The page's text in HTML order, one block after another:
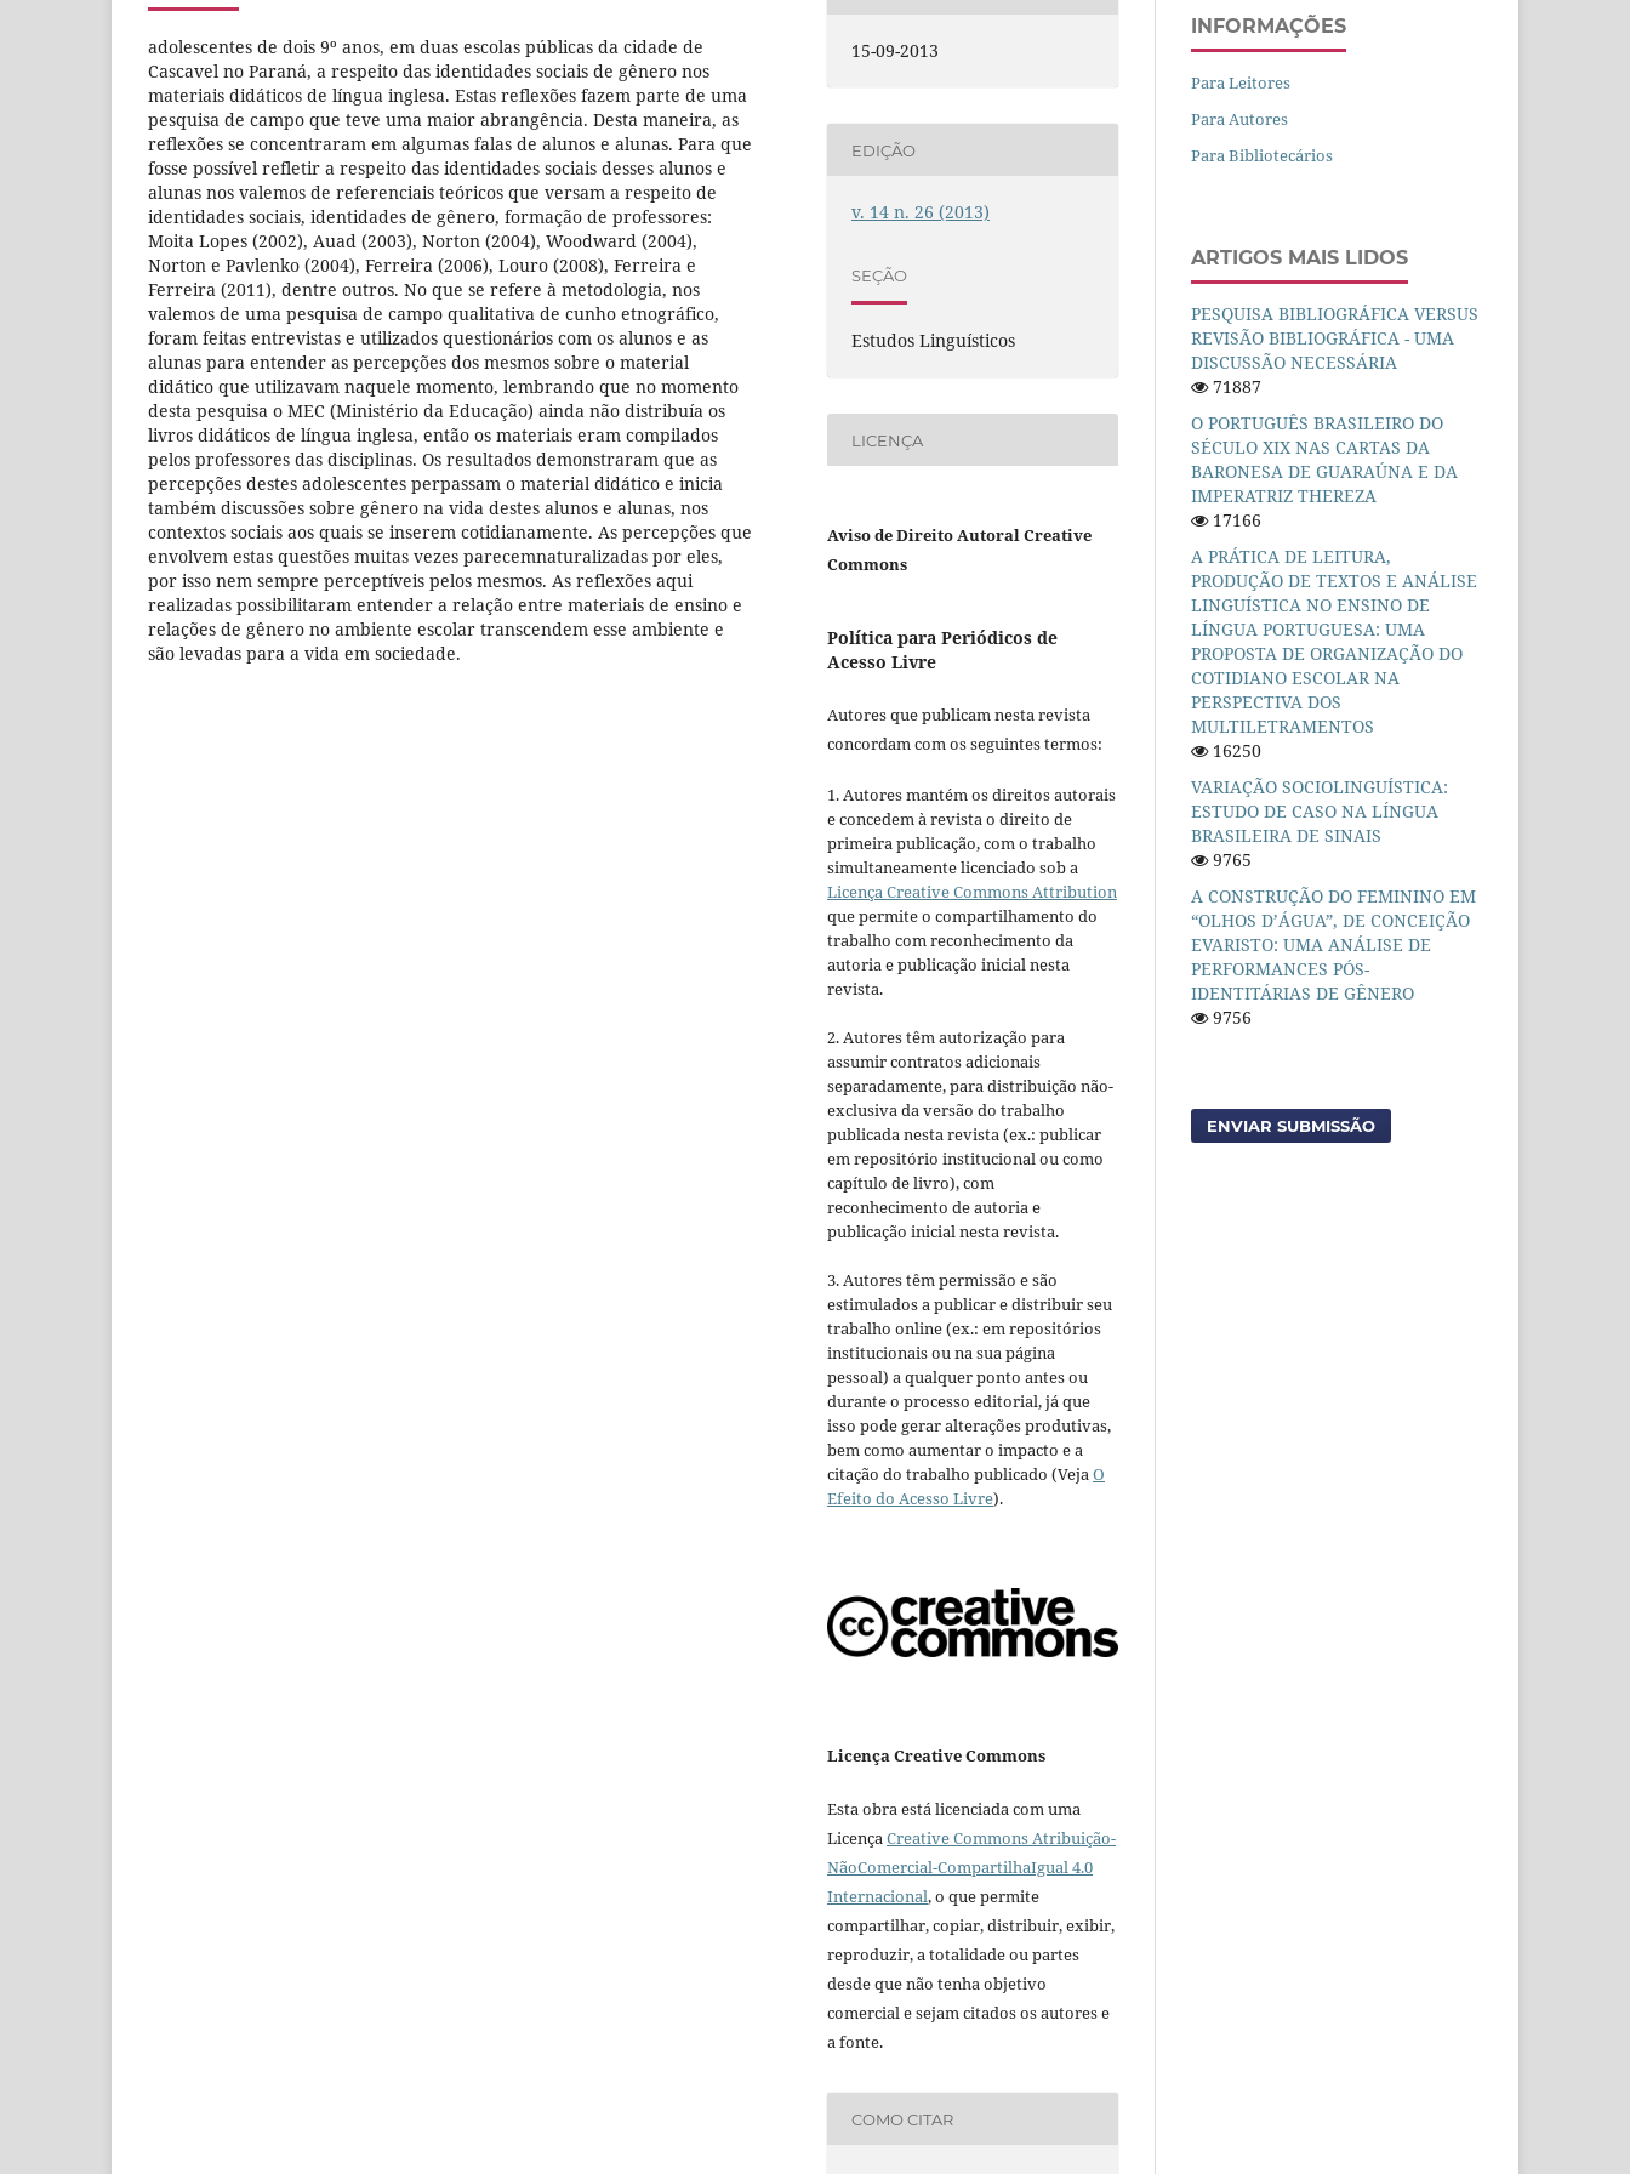
adolescentes de dois 9º anos, em duas escolas públicas da cidade de
Cascavel no Paraná, a respeito das identidades sociais de gênero nos
materiais didáticos de língua inglesa. Estas reflexões fazem parte de uma
pesquisa de campo que teve uma maior abrangência. Desta maneira, as
reflexões se concentraram em algumas falas de alunos e alunas. Para que
fosse possível refletir a respeito das identidades sociais desses alunos e
alunas nos valemos de referenciais teóricos que versam a respeito de
identidades sociais, identidades de gênero, formação de professores:
Moita Lopes (2002), Auad (2003), Norton (2004), Woodward (2004),
Norton e Pavlenko (2004), Ferreira (2006), Louro (2008), Ferreira e
Ferreira (2011), dentre outros. No que se refere à metodologia, nos
valemos de uma pesquisa de campo qualitativa de cunho etnográfico,
foram feitas entrevistas e utilizados questionários com os alunos e as
alunas para entender as percepções dos mesmos sobre o material
didático que utilizavam naquele momento, lembrando que no momento
desta pesquisa o MEC (Ministério da Educação) ainda não distribuía os
livros didáticos de língua inglesa, então os materiais eram compilados
pelos professores das disciplinas. Os resultados demonstraram que as
percepções destes adolescentes perpassam o material didático e inicia
também discussões sobre gênero na vida destes alunos e alunas, nos
contextos sociais aos quais se inserem cotidianamente. As percepções que
envolvem estas questões muitas vezes parecemnaturalizadas por eles,
por isso nem sempre perceptíveis pelos mesmos. As reflexões aqui
realizadas possibilitaram entender a relação entre materiais de ensino e
relações de gênero no ambiente escolar transcendem esse ambiente e
são levadas para a vida em sociedade.
15-09-2013
EDIÇÃO
v. 14 n. 26 (2013)
SEÇÃO
Estudos Linguísticos
LICENÇA
Aviso de Direito Autoral Creative
Commons
Política para Periódicos de
Acesso Livre
Autores que publicam nesta revista
concordam com os seguintes termos:
1. Autores mantém os direitos autorais
e concedem à revista o direito de
primeira publicação, com o trabalho
simultaneamente licenciado sob a
Licença Creative Commons Attribution
que permite o compartilhamento do
trabalho com reconhecimento da
autoria e publicação inicial nesta
revista.
2. Autores têm autorização para
assumir contratos adicionais
separadamente, para distribuição não-
exclusiva da versão do trabalho
publicada nesta revista (ex.: publicar
em repositório institucional ou como
capítulo de livro), com
reconhecimento de autoria e
publicação inicial nesta revista.
3. Autores têm permissão e são
estimulados a publicar e distribuir seu
trabalho online (ex.: em repositórios
institucionais ou na sua página
pessoal) a qualquer ponto antes ou
durante o processo editorial, já que
isso pode gerar alterações produtivas,
bem como aumentar o impacto e a
citação do trabalho publicado (Veja O
Efeito do Acesso Livre).
Licença Creative Commons
Esta obra está licenciada com uma
LicençaCreative Commons Atribuição-
NãoComercial-CompartilhaIgual 4.0
Internacional, o que permite
compartilhar, copiar, distribuir, exibir,
reproduzir, a totalidade ou partes
desde que não tenha objetivo
comercial e sejam citados os autores e
a fonte.
COMO CITAR
INFORMAÇÕES
Para Leitores
Para Autores
Para Bibliotecários
ARTIGOS MAIS LIDOS
PESQUISA BIBLIOGRÁFICA VERSUS
REVISÃO BIBLIOGRÁFICA - UMA
DISCUSSÃO NECESSÁRIA
71887
O PORTUGUÊS BRASILEIRO DO
SÉCULO XIX NAS CARTAS DA
BARONESA DE GUARAÚNA E DA
IMPERATRIZ THEREZA
17166
A PRÁTICA DE LEITURA,
PRODUÇÃO DE TEXTOS E ANÁLISE
LINGUÍSTICA NO ENSINO DE
LÍNGUA PORTUGUESA: UMA
PROPOSTA DE ORGANIZAÇÃO DO
COTIDIANO ESCOLAR NA
PERSPECTIVA DOS
MULTILETRAMENTOS
16250
VARIAÇÃO SOCIOLINGUÍSTICA:
ESTUDO DE CASO NA LÍNGUA
BRASILEIRA DE SINAIS
9765
A CONSTRUÇÃO DO FEMININO EM
“OLHOS D’ÁGUA”, DE CONCEIÇÃO
EVARISTO: UMA ANÁLISE DE
PERFORMANCES PÓS-
IDENTITÁRIAS DE GÊNERO
9756
ENVIAR SUBMISSÃO